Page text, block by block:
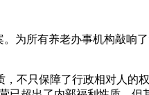
所有养老办事机构敲响了
只保障了行政相对人的